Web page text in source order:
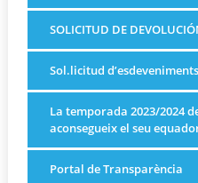
SOLICITUD DE
Sol.licitud
La temporada 2023/2024
aconsegueix el seu
Portal de Transparència